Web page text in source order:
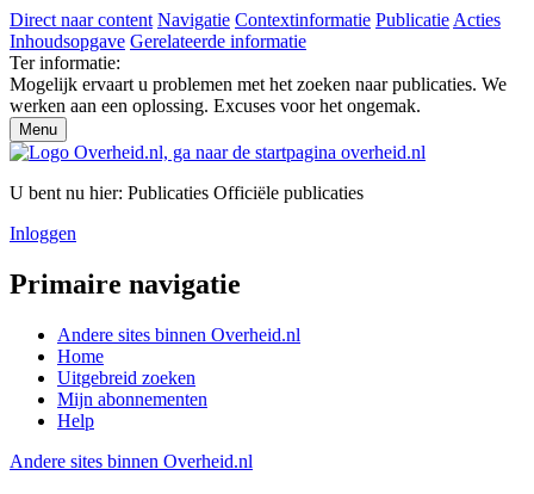
Direct naar content Navigatie Contextinformatie Publicatie Acties
Inhoudsopgave Gerelateerde informatie
Ter informatie:
Mogelijk ervaart u problemen met het zoeken naar publicaties. We
werken aan een oplossing. Excuses voor het ongemak.
Menu
U bent nu hier: Publicaties Officiële publicaties
Inloggen
Primaire navigatie
Andere sites binnen Overheid.nl
Home
Uitgebreid zoeken
Mijn abonnementen
Help
Andere sites binnen Overheid.nl